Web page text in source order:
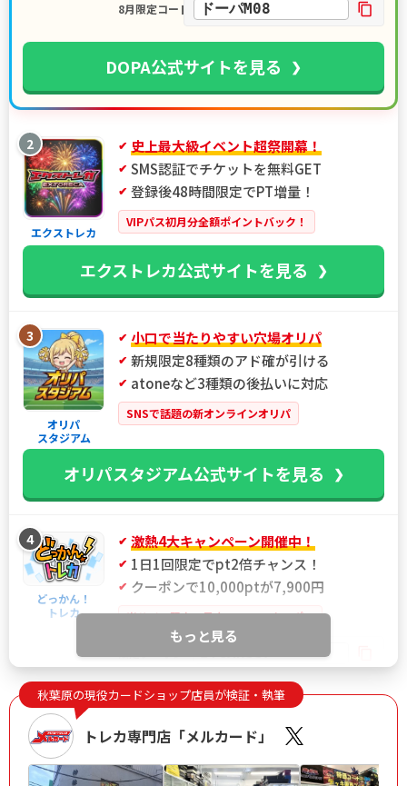
8月限定コード ドーパM08
DOPA公式サイトを見る
2
エクストレカ
史上最大級イベント超祭開幕！
SMS認証でチケットを無料GET
登録後48時間限定でPT増量！
VIPパス初月分全額ポイントバック！
エクストレカ公式サイトを見る
3
オリパ
スタジアム
小口で当たりやすい穴場オリパ
新規限定8種類のアド確が引ける
atoneなど3種類の後払いに対応
SNSで話題の新オンラインオリパ
オリパスタジアム公式サイトを見る
4
どっかん！
トレカ
激熱4大キャンペーン開催中！
1日1回限定でpt2倍チャンス！
クーポンで10,000ptが7,900円
当サイト限定！最大21%OFFクーポン
IYGANSSF
どっかん！トレカ公式サイトを見る
新規限定アド確ガチャが6種類！
もっと見る
秋葉原の現役カードショップ店員が検証・執筆
トレカ専門店「メルカード」